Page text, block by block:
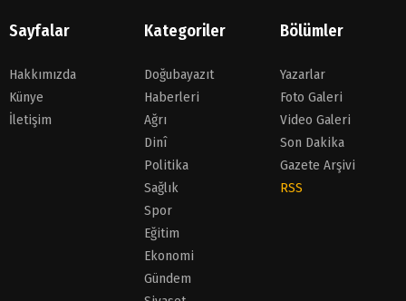
Sayfalar
Hakkımızda
Künye
İletişim
Kategoriler
Doğubayazıt
Haberleri
Ağrı
Dinî
Politika
Sağlık
Spor
Eğitim
Ekonomi
Gündem
Bölümler
Yazarlar
Foto Galeri
Video Galeri
Son Dakika
Gazete Arşivi
RSS